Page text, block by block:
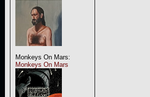
Monkeys On Mars:
Monkeys On Mars